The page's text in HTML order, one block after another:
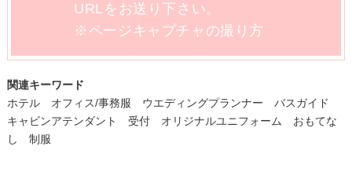
URLをお送り下さい。
※ページキャプチャの撮り方
関連キーワード
ホテル オフィス/事務服 ウエディングプランナー バスガイド
キャビンアテンダント 受付 オリジナルユニフォーム おもてな
し 制服